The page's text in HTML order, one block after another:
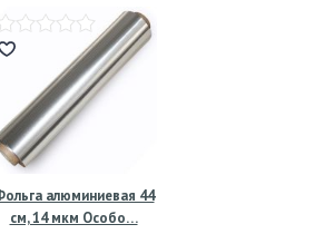
алюминиевая 44
см, 14 мкм Особо…